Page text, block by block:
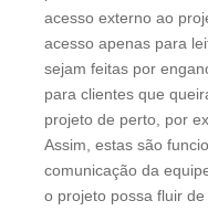
acesso externo ao
acesso apenas para
sejam feitas por
para clientes que
projeto de perto, por
Assim, estas são
comunicação da
o projeto possa fluir